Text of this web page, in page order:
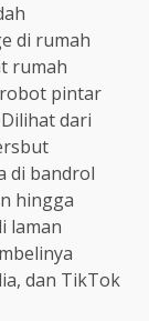
di rumah
rumah
pintar
dari
di bandrol
hingga
laman
dan TikTok